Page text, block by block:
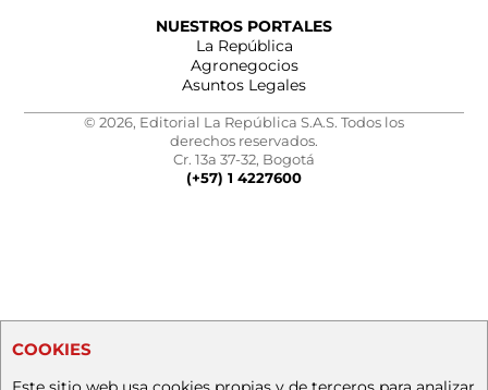
NUESTROS PORTALES
La República
Agronegocios
Asuntos Legales
© 2026, Editorial La República S.A.S. Todos los
derechos reservados.
Cr. 13a 37-32, Bogotá
(+57) 1 4227600
COOKIES